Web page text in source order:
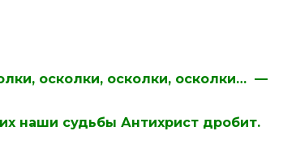
осколки, осколки, осколки… —
наши судьбы Антихрист дробит.